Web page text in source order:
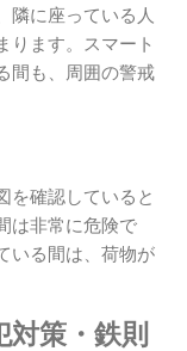
隣に座っている人
ります。スマート
間も、周囲の警戒
を確認していると
は非常に危険で
いる間は、荷物が
策・鉄則